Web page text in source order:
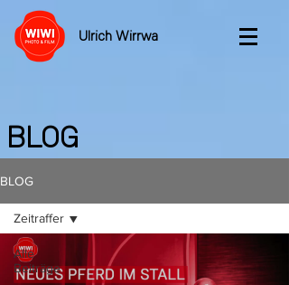
Ulrich Wirrwa
BLOG
BLOG
Alle
Beiträge
Zeitraffer